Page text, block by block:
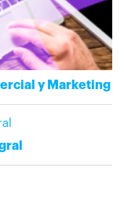
y Marketing